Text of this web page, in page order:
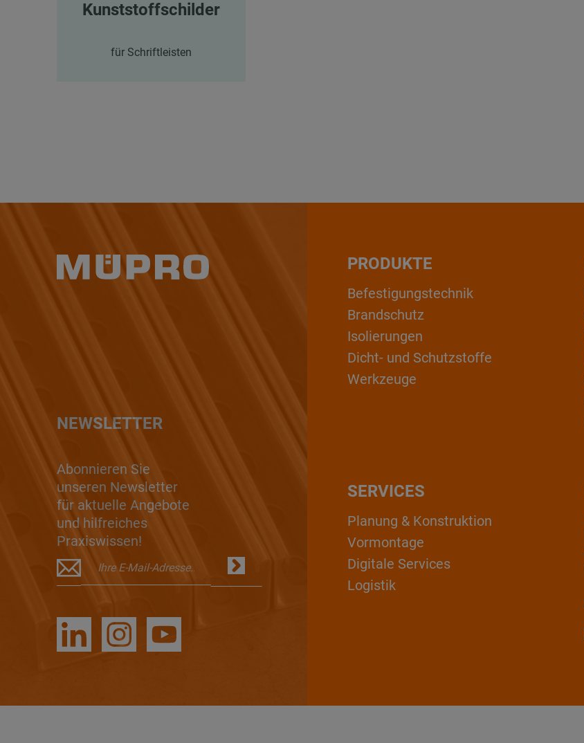
Kunststoffschilder
für Schriftleisten
NEWSLETTER
Abonnieren Sie
unseren Newsletter
für aktuelle Angebote
und hilfreiches
Praxiswissen!
PRODUKTE
Befestigungstechnik
Brandschutz
Isolierungen
Dicht- und Schutzstoffe
Werkzeuge
SERVICES
Planung & Konstruktion
Vormontage
Digitale Services
Logistik